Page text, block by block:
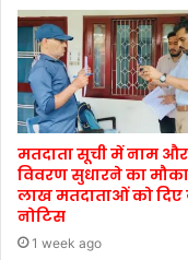
मतदाता सूची में नाम और
विवरण सुधारने का
लाख मतदाताओं को दिए
नोटिस
1 week ago